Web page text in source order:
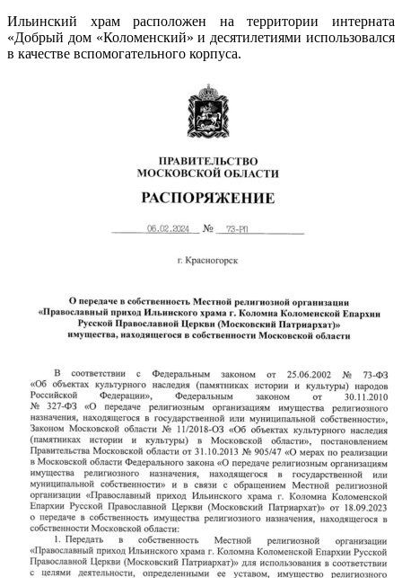
Ильинский храм расположен на территории интерната
«Добрый дом «Коломенский» и десятилетиями использовался
в качестве вспомогательного корпуса.